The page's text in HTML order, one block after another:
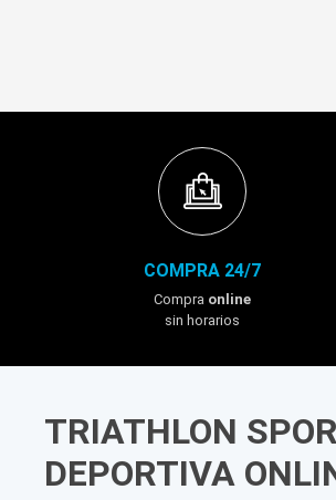
COMPRA 24/7
Compra online
sin horarios
TRIATHLON
DEPORTIVA